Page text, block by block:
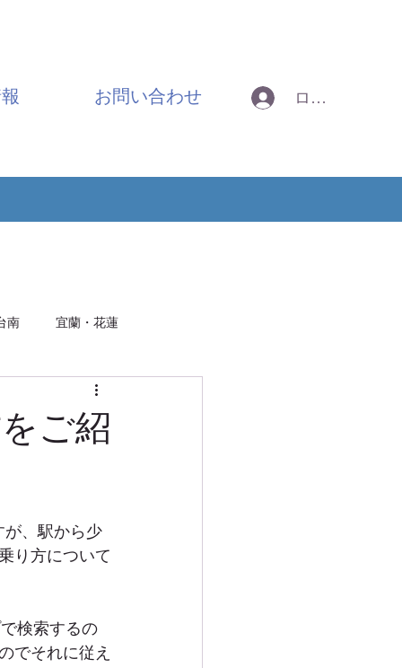
お問い合わせ ログイン
南 宜蘭・花蓮
ご紹
、駅から少
り方について
検索するの
でそれに従え